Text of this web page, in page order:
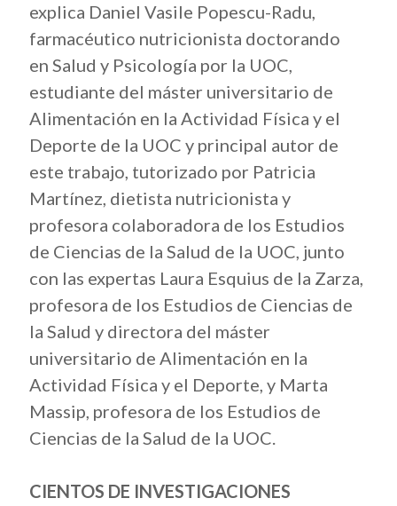
explica Daniel Vasile Popescu-Radu,
farmacéutico nutricionista doctorando
en Salud y Psicología por la UOC,
estudiante del máster universitario de
Alimentación en la Actividad Física y el
Deporte de la UOC y principal autor de
este trabajo, tutorizado por Patricia
Martínez, dietista nutricionista y
profesora colaboradora de los Estudios
de Ciencias de la Salud de la UOC, junto
con las expertas Laura Esquius de la Zarza,
profesora de los Estudios de Ciencias de
la Salud y directora del máster
universitario de Alimentación en la
Actividad Física y el Deporte, y Marta
Massip, profesora de los Estudios de
Ciencias de la Salud de la UOC.
CIENTOS DE INVESTIGACIONES